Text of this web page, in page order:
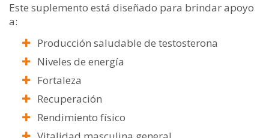
Este suplemento está diseñado para brindar apoyo
a:
Producción saludable de testosterona
Niveles de energía
Fortaleza
Recuperación
Rendimiento físico